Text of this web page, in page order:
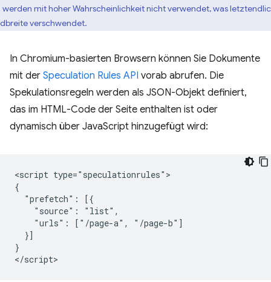
werden mit hoher Wahrscheinlichkeit nicht verwendet, was
verschwendet.
In Chromium-basierten Browsern können Sie Dokumente
mit der Speculation Rules API vorab abrufen. Die
Spekulationsregeln werden als JSON-Objekt definiert,
das im HTML-Code der Seite enthalten ist oder
dynamisch über JavaScript hinzugefügt wird:
<script type="speculationrules">
{
  "prefetch": [{
    "source": "list",
    "urls": ["/page-a", "/page-b"]
  }]
}